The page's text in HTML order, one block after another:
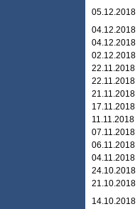
05.12.2018
04.12.2018
04.12.2018
02.12.2018
22.11.2018
22.11.2018
21.11.2018
17.11.2018
11.11.2018
07.11.2018
06.11.2018
04.11.2018
24.10.2018
21.10.2018
14.10.2018